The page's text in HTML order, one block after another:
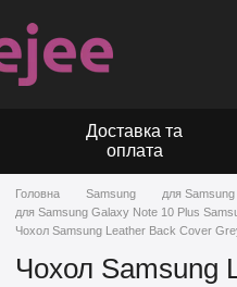
Доставка та
оплата
Головна Samsung для
для Samsung Galaxy Note 10 Plus
Чохол Samsung Leather Back Cover
Чохол Samsung